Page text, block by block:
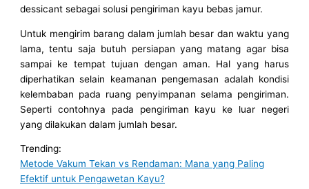
dessicant sebagai solusi pengiriman kayu bebas jamur.
Untuk mengirim barang dalam jumlah besar dan waktu yang
lama, tentu saja butuh persiapan yang matang agar bisa
sampai ke tempat tujuan dengan aman. Hal yang harus
diperhatikan selain keamanan pengemasan adalah kondisi
kelembaban pada ruang penyimpanan selama pengiriman.
Seperti contohnya pada pengiriman kayu ke luar negeri
yang dilakukan dalam jumlah besar.
Trending:
Metode Vakum Tekan vs Rendaman: Mana yang Paling
Efektif untuk Pengawetan Kayu?